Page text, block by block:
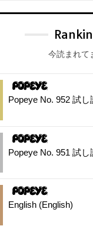
今読まれて
Popeye No. 952 試し
Popeye No. 951 試し
English (English)